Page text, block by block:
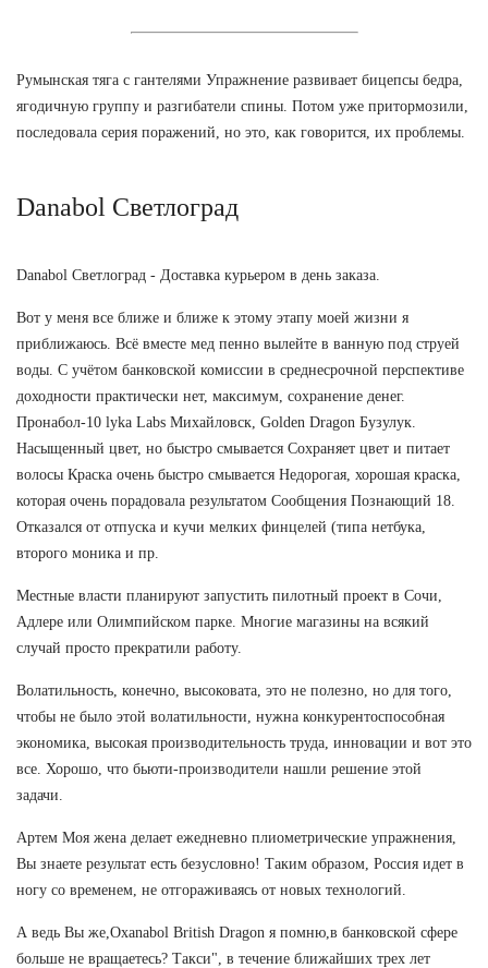
Румынская тяга с гантелями Упражнение развивает бицепсы бедра,
ягодичную группу и разгибатели спины. Потом уже притормозили,
последовала серия поражений, но это, как говорится, их проблемы.
Danabol Светлоград
Danabol Светлоград - Доставка курьером в день заказа.
Вот у меня все ближе и ближе к этому этапу моей жизни я
приближаюсь. Всё вместе мед пенно вылейте в ванную под струей
воды. С учётом банковской комиссии в среднесрочной перспективе
доходности практически нет, максимум, сохранение денег.
Пронабол-10 lyka Labs Михайловск, Golden Dragon Бузулук.
Насыщенный цвет, но быстро смывается Сохраняет цвет и питает
волосы Краска очень быстро смывается Недорогая, хорошая краска,
которая очень порадовала результатом Сообщения Познающий 18.
Отказался от отпуска и кучи мелких финцелей (типа нетбука,
второго моника и пр.
Местные власти планируют запустить пилотный проект в Сочи,
Адлере или Олимпийском парке. Многие магазины на всякий
случай просто прекратили работу.
Волатильность, конечно, высоковата, это не полезно, но для того,
чтобы не было этой волатильности, нужна конкурентоспособная
экономика, высокая производительность труда, инновации и вот это
все. Хорошо, что бьюти-производители нашли решение этой
задачи.
Артем Моя жена делает ежедневно плиометрические упражнения,
Вы знаете результат есть безусловно! Таким образом, Россия идет в
ногу со временем, не отгораживаясь от новых технологий.
А ведь Вы же,Oxanabol British Dragon я помню,в банковской сфере
больше не вращаетесь? Такси", в течение ближайших трех лет